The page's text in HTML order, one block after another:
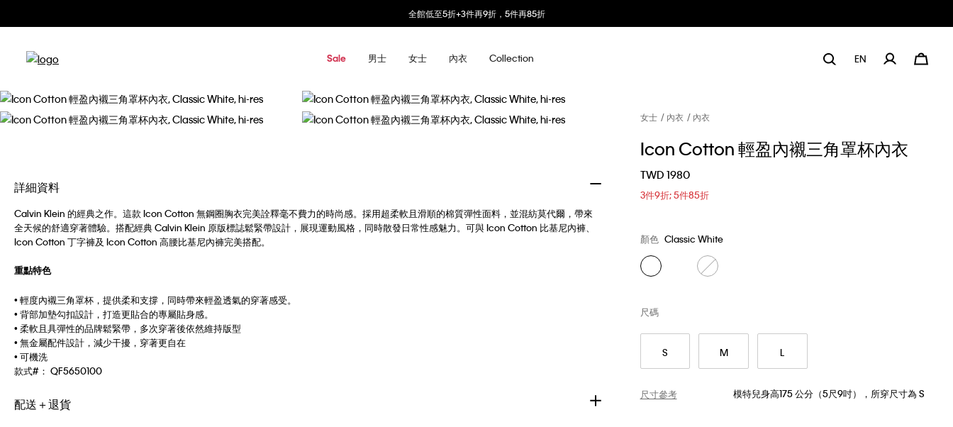
全館低至5折+3件再9折，5件再85折
Sale 男士 女士 內衣 Collection EN
詳細資料
Calvin Klein 的經典之作。這款 Icon Cotton 無鋼圈胸衣完美詮釋毫不費力的時尚感。採用超柔軟且滑順的棉質彈性面料，並混紡莫代爾，帶來
全天候的舒適穿著體驗。搭配經典 Calvin Klein 原版標誌鬆緊帶設計，展現運動風格，同時散發日常性感魅力。可與 Icon Cotton 比基尼內褲、
Icon Cotton 丁字褲及 Icon Cotton 高腰比基尼內褲完美搭配。
重點特色
• 輕度內襯三角罩杯，提供柔和支撐，同時帶來輕盈透氣的穿著感受。
• 背部加墊勾扣設計，打造更貼合的專屬貼身感。
• 柔軟且具彈性的品牌鬆緊帶，多次穿著後依然維持版型
• 無金屬配件設計，減少干擾，穿著更自在
• 可機洗
款式#： QF5650100
配送＋退貨
女士 內衣 內衣
Icon Cotton 輕盈內襯三角罩杯內衣
TWD 1980
3件9折; 5件85折
顏色 Classic White
S M L
尺碼
尺寸參考 模特兒身高175 公分（5尺9吋），所穿尺寸為 S